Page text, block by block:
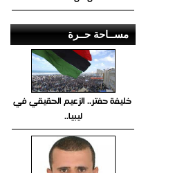
مســاحة حــرة
خليفة حفتر.. الزعيم الحقيقي في
ليبيا..